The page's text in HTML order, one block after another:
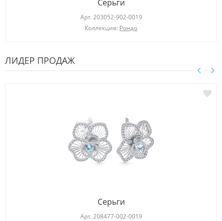
Серьги
Арт. 203052-902-0019
Коллекция: Рондо
ЛИДЕР ПРОДАЖ
Серьги
Арт. 208477-002-0019